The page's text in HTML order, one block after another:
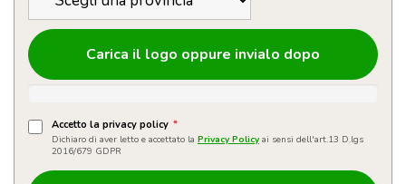
Carica il logo oppure invialo dopo
Accetto la privacy policy *
Dichiaro di aver letto e accettato la Privacy Policy ai sensi dell'art.13 D.lgs
2016/679 GDPR